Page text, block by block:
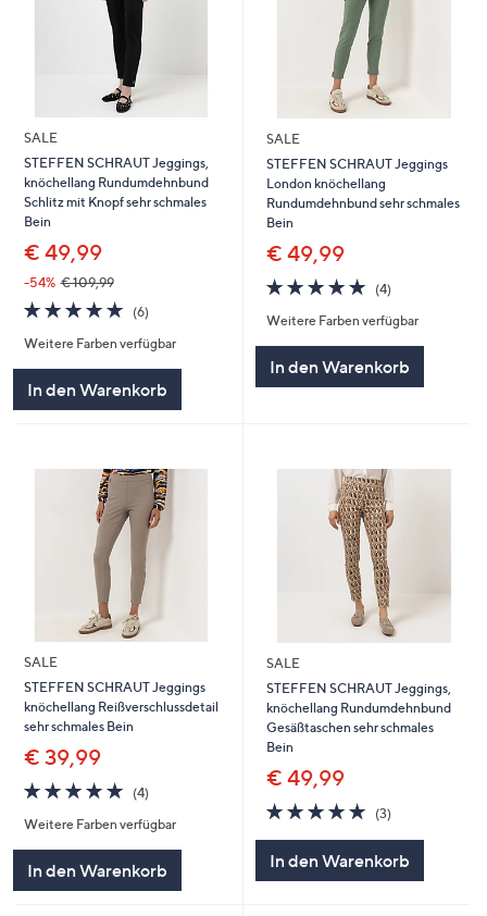
SALE
STEFFEN SCHRAUT Jeggings,
knöchellang Rundumdehnbund
Schlitz mit Knopf sehr schmales
Bein
€ 49,99
-54% € 109,99
5.0
von
5
(6)6
Weitere Farben verfügbar
In den Warenkorb
SALE
STEFFEN SCHRAUT Jeggings
London knöchellang
Rundumdehnbund sehr schmales
Bein
€ 49,99
5.0
von
5
(4)4
Weitere Farben verfügbar
In den Warenkorb
SALE
STEFFEN SCHRAUT Jeggings
knöchellang Reißverschlussdetail
sehr schmales Bein
€ 39,99
5.0
von
5
(4)4
Weitere Farben verfügbar
In den Warenkorb
SALE
STEFFEN SCHRAUT Jeggings,
knöchellang Rundumdehnbund
Gesäßtaschen sehr schmales
Bein
€ 49,99
5.0
von
(3)3
In den Warenkorb